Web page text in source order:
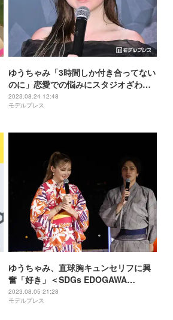
ゆうちゃみ「3時間しか付き合ってない
のに」恋愛での悩みにスタジオざわつ
く
2023.08.24 12:48
モデルプレス
ゆうちゃみ、直球胸キュンセリフに興
奮「好き」＜SDGs EDOGAWA
ONLINE HANABI FESTIVAL
supported by TGC＞
2023.08.05 21:28
モデルプレス